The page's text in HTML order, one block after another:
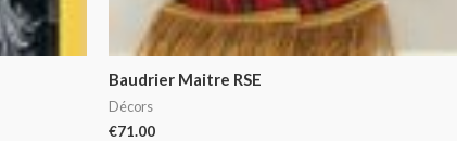
Baudrier Maitre RSE
Décors
€71.00